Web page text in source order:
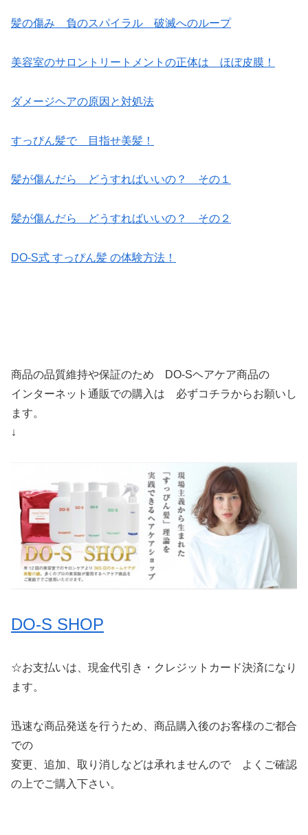
髪の傷み 負のスパイラル 破滅へのループ
美容室のサロントリートメントの正体は ほぼ皮膜！
ダメージヘアの原因と対処法
すっぴん髪で 目指せ美髪！
髪が傷んだら どうすればいいの？ その１
髪が傷んだら どうすればいいの？ その２
DO-S式 すっぴん髪 の体験方法！
商品の品質維持や保証のため DO-Sヘアケア商品の
インターネット通販での購入は 必ずコチラからお願いし
ます。
↓
DO-S SHOP
☆お支払いは、現金代引き・クレジットカード決済になり
ます。
迅速な商品発送を行うため、商品購入後のお客様のご都合
での
変更、追加、取り消しなどは承れませんので よくご確認
の上でご購入下さい。